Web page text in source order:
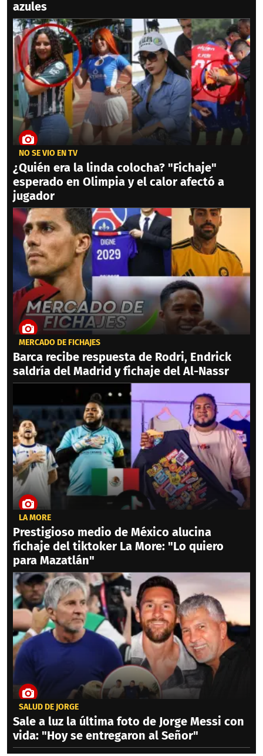
azules
NO SE VIO EN TV
¿Quién era la linda colocha? "Fichaje"
esperado en Olimpia y el calor afectó a
jugador
MERCADO DE FICHAJES
Barca recibe respuesta de Rodri, Endrick
saldría del Madrid y fichaje del Al-Nassr
LA MORE
Prestigioso medio de México alucina
fichaje del tiktoker La More: "Lo quiero
para Mazatlán"
SALUD DE JORGE
Sale a luz la última foto de Jorge Messi con
vida: "Hoy se entregaron al Señor"